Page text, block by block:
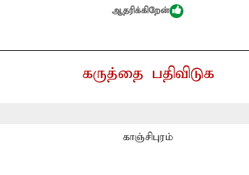
ஆதரிக்கிறேன்
கருத்தை பதிவிடுக
காஞ்சிபுரம்